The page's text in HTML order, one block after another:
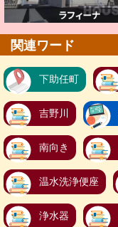
関連ワード
下助任町
吉野川
南向き
温水洗浄便座
浄水器